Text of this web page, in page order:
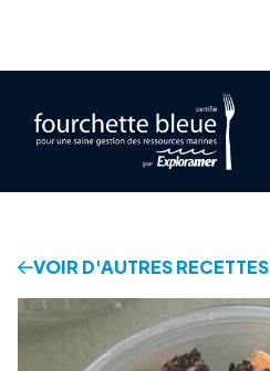
VOIR D'AUTRES RECETTES